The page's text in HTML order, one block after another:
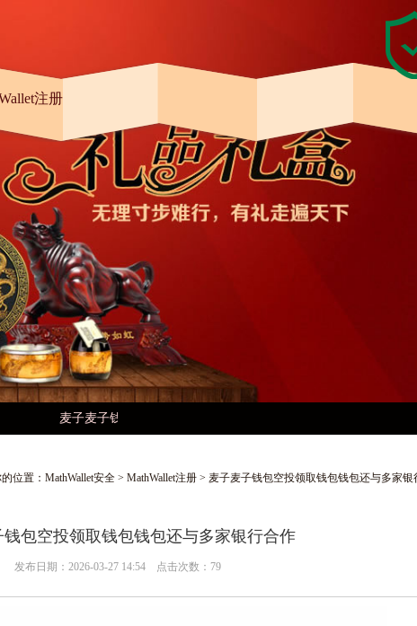
注册
麦子麦子钱包空投领取钱包钱包还与多家银行合作
位置： MathWallet安全 > MathWallet注册 > 麦子麦子钱包空投领取钱包钱包还与多家银
钱包空投领取钱包钱包还与多家银行合作
发布日期：2026-03-27 14:54 点击次数：79